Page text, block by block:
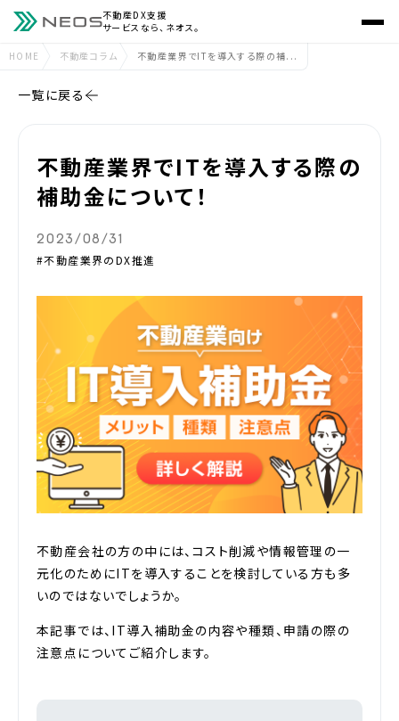
不動産DX支援
サービスなら、ネオス。
HOME 不動産コラム 不動産業界でITを導入する際の補...
一覧に戻る
不動産業界でITを導入する際の
補助金について！
2023/08/31
#不動産業界のDX推進
不動産会社の方の中には、コスト削減や情報管理の一
元化のためにITを導入することを検討している方も多
いのではないでしょうか。
本記事では、IT導入補助金の内容や種類、申請の際の
注意点についてご紹介します。